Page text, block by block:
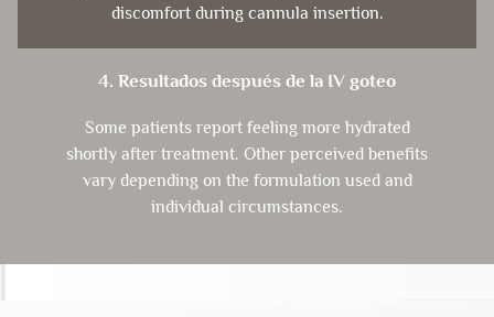
discomfort during cannula insertion.
4. Resultados después de la IV goteo
Some patients report feeling more hydrated
shortly after treatment. Other perceived benefits
vary depending on the formulation used and
individual circumstances.